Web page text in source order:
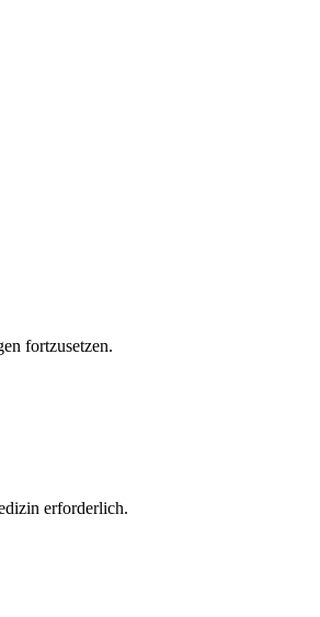
fortzusetzen.
erforderlich.